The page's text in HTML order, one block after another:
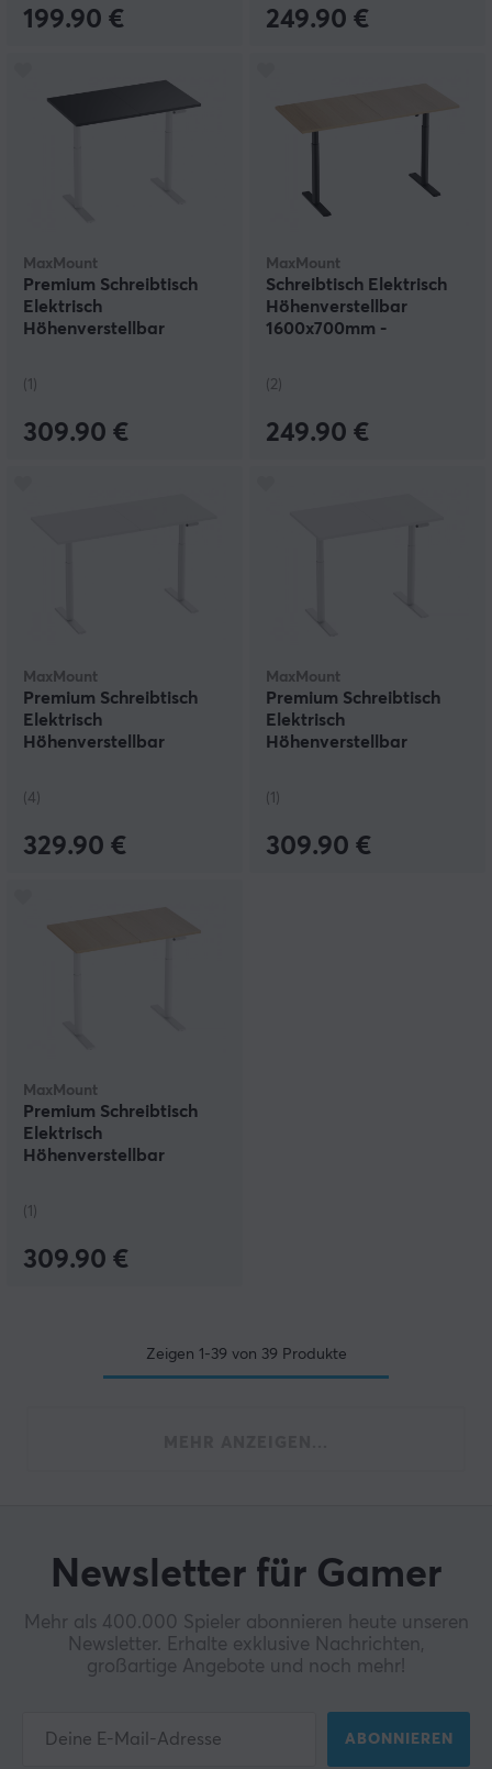
199.90 € 249.90 €
MaxMount
Premium Schreibtisch
Elektrisch
Höhenverstellbar
(1)
309.90 €
MaxMount
Schreibtisch Elektrisch
Höhenverstellbar
1600x700mm -
(2)
249.90 €
MaxMount
Premium Schreibtisch
Elektrisch
Höhenverstellbar
(4)
329.90 €
MaxMount
Premium Schreibtisch
Elektrisch
Höhenverstellbar
(1)
309.90 €
MaxMount
Premium Schreibtisch
Elektrisch
Höhenverstellbar
(1)
309.90 €
Zeigen 1-39 von 39 Produkte
Newsletter für Gamer
Mehr als 400.000 Spieler abonnieren heute unseren
Newsletter. Erhalte exklusive Nachrichten,
großartige Angebote und noch mehr!
ABONNIEREN